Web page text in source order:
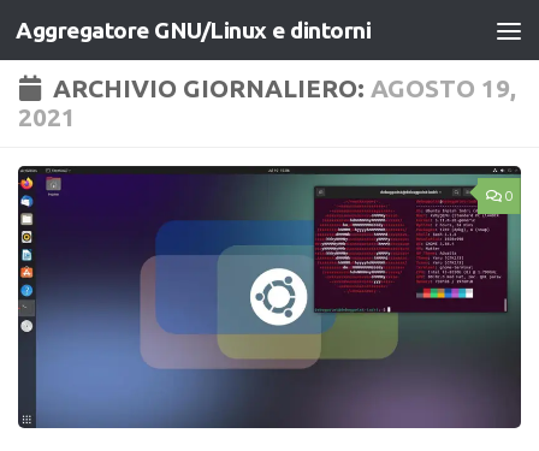
Salta al contenuto
Aggregatore GNU/Linux e dintorni
ARCHIVIO GIORNALIERO: AGOSTO 19,
2021
0